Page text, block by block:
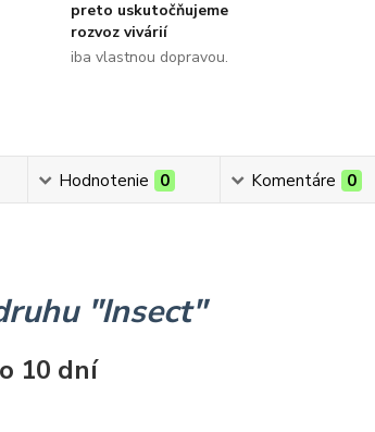
preto uskutočňujeme
rozvoz vivárií
iba vlastnou dopravou.
Hodnotenie 0 Komentáre 0
"Insect"
10 dní